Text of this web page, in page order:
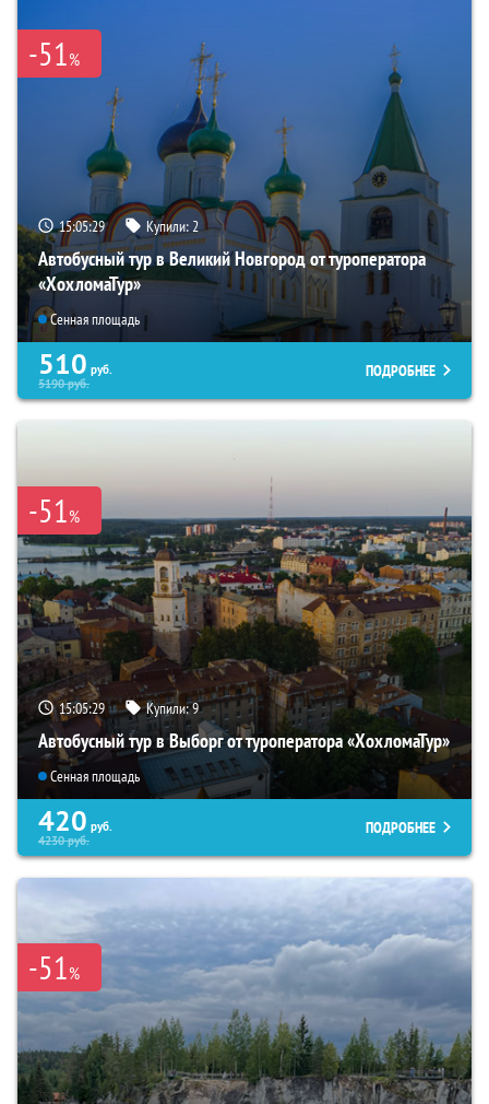
-51%
15:05:28 Купили:2
Автобусный тур в Великий Новгород от туроператора
«ХохломаТур»
Сенная площадь
510 руб.
5190руб.
ПОДРОБНЕЕ
-51%
15:05:28 Купили:9
Автобусный тур в Выборг от туроператора «ХохломаТур»
Сенная площадь
420 руб.
4230руб.
ПОДРОБНЕЕ
-51%